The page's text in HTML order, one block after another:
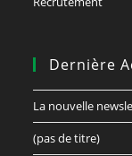
Dernière
La nouvelle
(pas de titre)